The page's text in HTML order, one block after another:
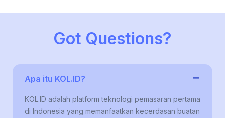
Got Questions?
Apa itu KOL.ID? −
KOL.ID adalah platform teknologi pemasaran pertama
di Indonesia yang memanfaatkan kecerdasan buatan